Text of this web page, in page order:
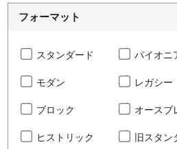
フォーマット
スタンダード パイオニ
モダン レガシー
ブロック オースブ
ヒストリック 旧スタン